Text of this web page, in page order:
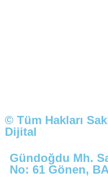
© Tüm Hakları
Dijital
Gündoğdu Mh.
No: 61 Gönen,